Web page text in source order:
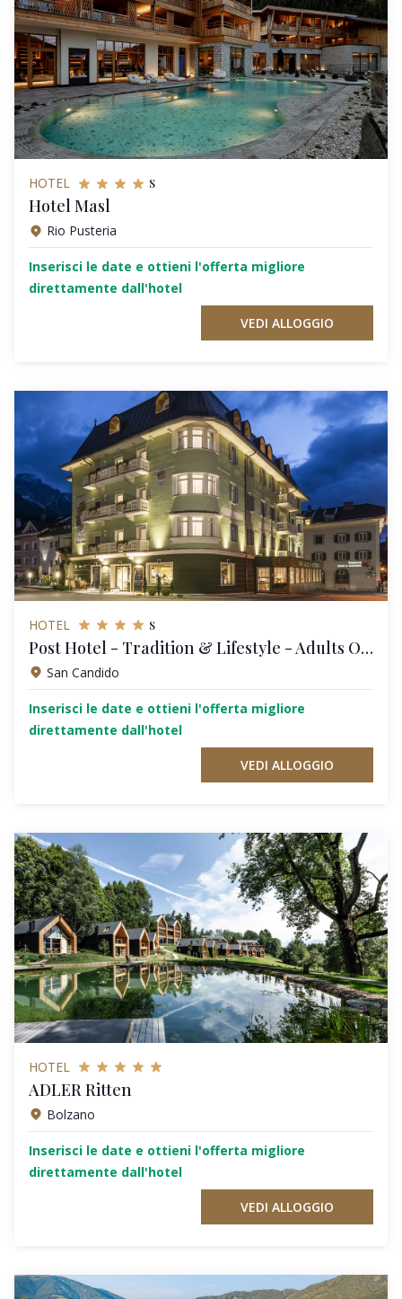
HOTEL s
Hotel Masl
Rio Pusteria
Inserisci le date e ottieni l'offerta migliore
direttamente dall'hotel
VEDI ALLOGGIO
HOTEL s
Post Hotel - Tradition & Lifestyle - Adults Only
San Candido
Inserisci le date e ottieni l'offerta migliore
direttamente dall'hotel
VEDI ALLOGGIO
HOTEL
ADLER Ritten
Bolzano
Inserisci le date e ottieni l'offerta migliore
direttamente dall'hotel
VEDI ALLOGGIO